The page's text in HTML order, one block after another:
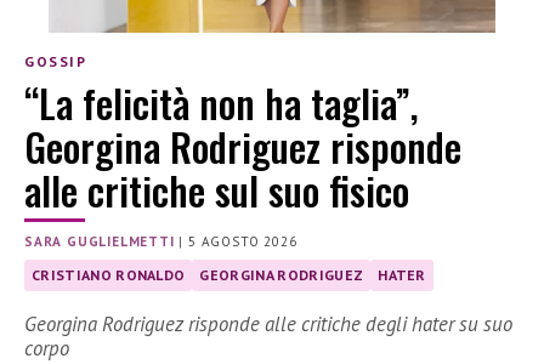
GOSSIP
“La felicità non ha taglia”,
Georgina Rodriguez risponde
alle critiche sul suo fisico
SARA GUGLIELMETTI |5 AGOSTO 2026
CRISTIANO RONALDO GEORGINA RODRIGUEZ HATER
Georgina Rodriguez risponde alle critiche degli hater su suo
corpo